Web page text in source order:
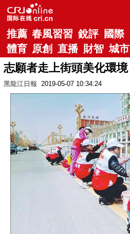
推薦 春風習習 銳評 國際
體育 原創 直播 財智 城市
志願者走上街頭美化環境
黑龍江日報 2019-05-07 10:34:24